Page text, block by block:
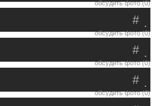
обсудить фото (0)
.
#
обсудить фото (0)
.
#
обсудить фото (0)
.
#
обсудить фото (0)